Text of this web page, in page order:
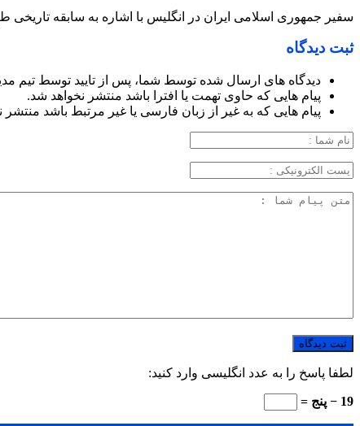
سفیر جمهوری اسلامی ایران در انگلیس با اشاره به سابقه
ثبت دیدگاه
دیدگاه های ارسال شده توسط شما، پس از تایید توسط تیم
پیام هایی که حاوی تهمت یا افترا باشد منتشر نخواهد شد.
پیام هایی که به غیر از زبان فارسی یا غیر مرتبط باشد منتشر
لطفا پاسخ را به عدد انگلیسی وارد کنید:
19 − پنج =